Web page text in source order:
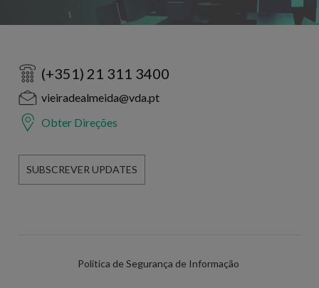
(+351) 21 311 3400
vieiradealmeida@vda.pt
Obter Direções
SUBSCREVER UPDATES
Política de Segurança de Informação